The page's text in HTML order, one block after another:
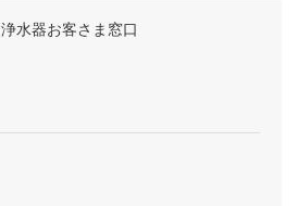
水器お客さま窓口